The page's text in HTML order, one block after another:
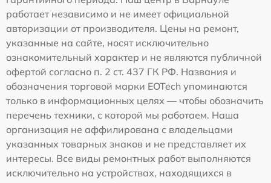
работает независимо и не имеет официальной
авторизации от производителя. Цены на ремонт,
указанные на сайте, носят исключительно
ознакомительный характер и не являются публичной
офертой согласно п. 2 ст. 437 ГК РФ. Названия и
обозначения торговой марки EOTech упоминаются
только в информационных целях — чтобы обозначить
перечень техники, с которой мы работаем. Наша
организация не аффилирована с владельцами
указанных товарных знаков и не представляет их
интересы. Все виды ремонтных работ выполняются
исключительно на устройствах, находящихся в